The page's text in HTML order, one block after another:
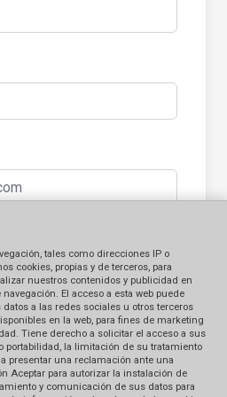
contratado
S/.)
tales como direcciones IP o
cookies, propias y de terceros, para
nuestros contenidos y publicidad en
El acceso a esta web puede
a las redes sociales u otros terceros
en la web, para fines de marketing
Tiene derecho a solicitar el acceso a sus
portabilidad, la limitación de su tratamiento
presentar una reclamación ante una
Aceptar para autorizar la instalación de
y comunicación de sus datos para